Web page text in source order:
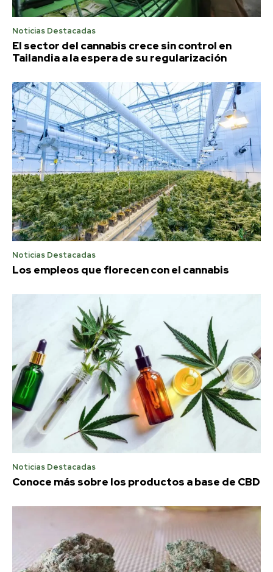
Noticias Destacadas
El sector del cannabis crece sin control en
Tailandia a la espera de su regularización
Noticias Destacadas
Los empleos que florecen con el cannabis
Noticias Destacadas
Conoce más sobre los productos a base de CBD